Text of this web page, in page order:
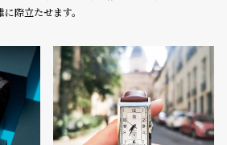
際立たせます。